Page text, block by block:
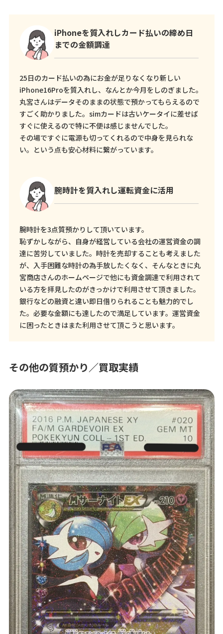
iPhoneを質入れしカード払いの締め日
までの金額調達
25日のカード払いの為にお金が足りなくなり新しい
iPhone16Proを質入れし、なんとか今月をしのぎました。
丸宮さんはデータそのままの状態で預かってもらえるので
すごく助かりました。simカードは古いケータイに差せば
すぐに使えるので特に不便は感じませんでした。
その場ですぐに電源も切ってくれるので中身を見られな
い。という点も安心材料に繋がっています。
腕時計を質入れし運転資金に活用
腕時計を3点質預かりして頂いています。
恥ずかしながら、自身が経営している会社の運営資金の調
達に苦労していました。時計を売却することも考えました
が、入手困難な時計の為手放したくなく、そんなときに丸
宮商店さんのホームページで他にも資金調達で利用されて
いる方を拝見したのがきっかけで利用させて頂きました。
銀行などの融資と違い即日借りられることも魅力的でし
た。必要な金額にも達したので満足しています。運営資金
に困ったときはまた利用させて頂こうと思います。
その他の質預かり／買取実績